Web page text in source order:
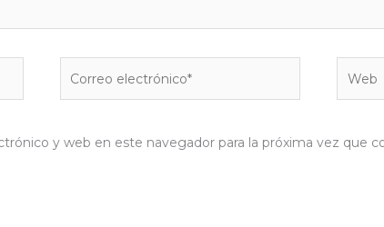
y web en este navegador para la próxima vez que